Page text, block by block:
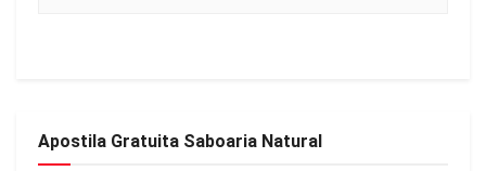
Apostila Gratuita Saboaria Natural